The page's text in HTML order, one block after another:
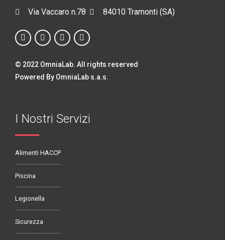
Via Vaccaro n.78
84010 Tramonti (SA)
© 2022 OmniaLab. All rights reserved
Powered By OmniaLab s.a.s.
I Nostri Servizi
Alimenti HACCP
Piscina
Legionella
Sicurezza